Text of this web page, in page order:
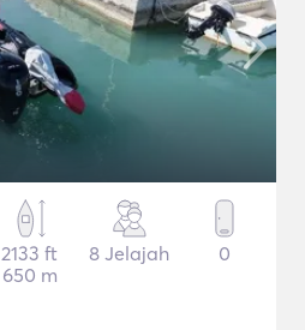
2133 ft
650 m
8 Jelajah 0